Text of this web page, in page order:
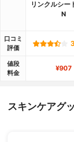
リンクルシー
N
口コミ
評価
値段
料金
¥907
スキンケアグ